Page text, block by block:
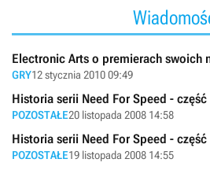
Electronic Arts o premierach swoich
GRY12 stycznia 2010 09:49
Historia serii Need For Speed - część
POZOSTAŁE20 listopada 2008 14:58
Historia serii Need For Speed -
POZOSTAŁE19 listopada 2008 14:55